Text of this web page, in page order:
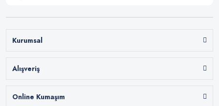
Kurumsal
Alışveriş
Online Kumaşım